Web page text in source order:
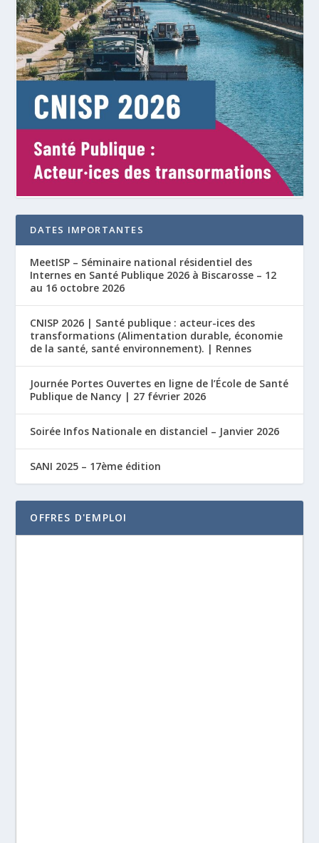
DATES IMPORTANTES
MeetISP – Séminaire national résidentiel des
Internes en Santé Publique 2026 à Biscarosse – 12
au 16 octobre 2026
CNISP 2026 | Santé publique : acteur-ices des
transformations (Alimentation durable, économie
de la santé, santé environnement). | Rennes
Journée Portes Ouvertes en ligne de l’École de Santé
Publique de Nancy | 27 février 2026
Soirée Infos Nationale en distanciel – Janvier 2026
SANI 2025 – 17ème édition
OFFRES D'EMPLOI